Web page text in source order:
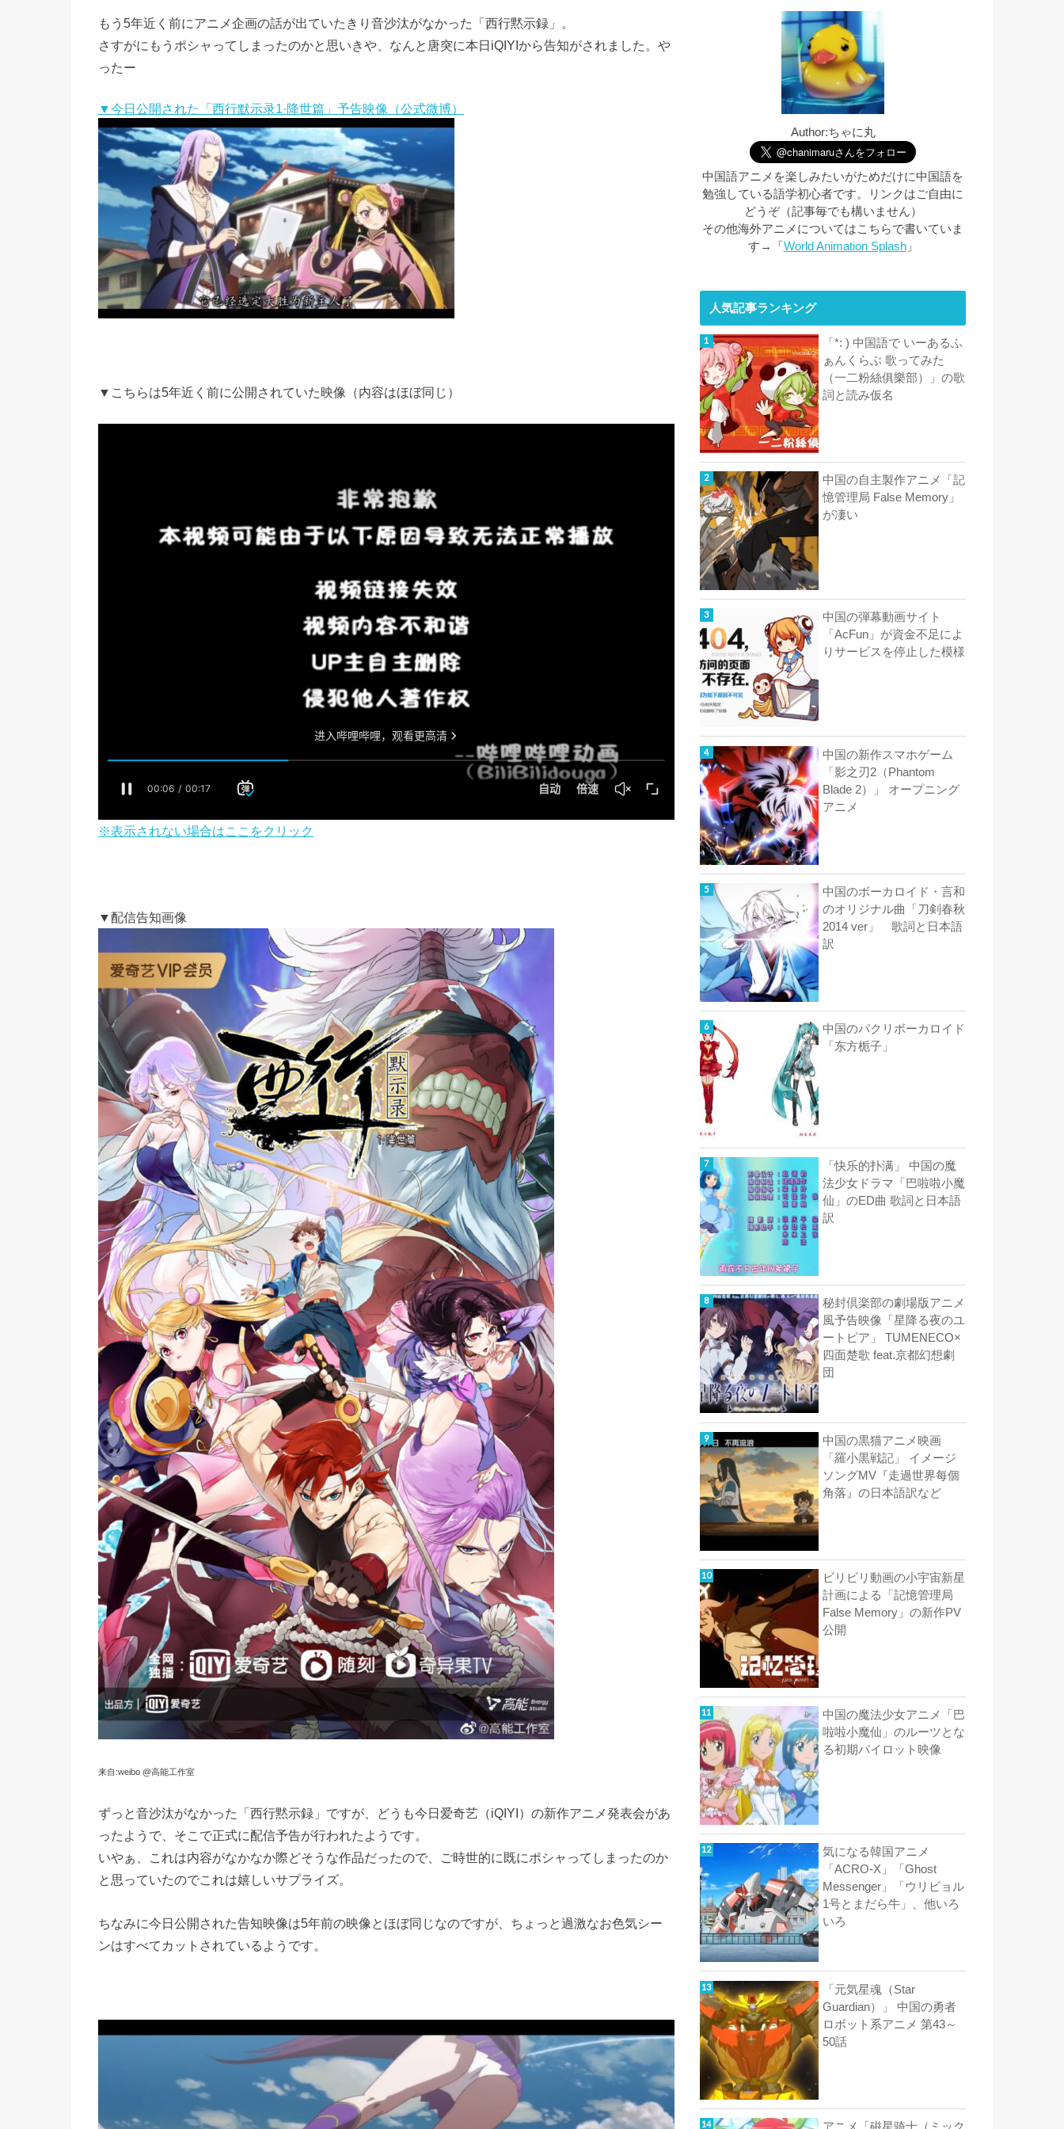
もう5年近く前にアニメ企画の話が出ていたきり音沙汰がなかった「西行黙示録」。
さすがにもうポシャってしまったのかと思いきや、なんと唐突に本日iQIYIから告知がされました。や
ったー
▼今日公開された「西行默示录1·降世篇」予告映像（公式微博）
▼こちらは5年近く前に公開されていた映像（内容はほぼ同じ）
※表示されない場合はここをクリック
▼配信告知画像
来自:weibo @高能工作室
ずっと音沙汰がなかった「西行黙示録」ですが、どうも今日爱奇艺（iQIYI）の新作アニメ発表会があ
ったようで、そこで正式に配信予告が行われたようです。
いやぁ、これは内容がなかなか際どそうな作品だったので、ご時世的に既にポシャってしまったのか
と思っていたのでこれは嬉しいサプライズ。
ちなみに今日公開された告知映像は5年前の映像とほぼ同じなのですが、ちょっと過激なお色気シー
ンはすべてカットされているようです。
Author:ちゃに丸
中国語アニメを楽しみたいがためだけに中国語を
勉強している語学初心者です。リンクはご自由に
どうぞ（記事毎でも構いません）
その他海外アニメについてはこちらで書いていま
す→「 World Animation Splash」
人気記事ランキング
「*: ) 中国語で いーあるふ
ぁんくらぶ 歌ってみた
（一二粉絲俱樂部）」の歌
詞と読み仮名
中国の自主製作アニメ「記
憶管理局 False Memory」
が凄い
中国の弾幕動画サイト
「AcFun」が資金不足によ
りサービスを停止した模様
中国の新作スマホゲーム
「影之刃2（Phantom
Blade 2）」 オープニング
アニメ
中国のボーカロイド・言和
のオリジナル曲「刀剣春秋
2014 ver」 歌詞と日本語
訳
中国のパクリボーカロイド
「东方栀子」
「快乐的扑满」 中国の魔
法少女ドラマ「巴啦啦小魔
仙」のED曲 歌詞と日本語
訳
秘封倶楽部の劇場版アニメ
風予告映像「星降る夜のユ
ートピア」 TUMENECO×
四面楚歌 feat.京都幻想劇
団
中国の黒猫アニメ映画
「羅小黒戦記」 イメージ
ソングMV『走過世界每個
角落』の日本語訳など
ビリビリ動画の小宇宙新星
計画による「記憶管理局
False Memory」の新作PV
公開
中国の魔法少女アニメ「巴
啦啦小魔仙」のルーツとな
る初期パイロット映像
気になる韓国アニメ
「ACRO-X」「Ghost
Messenger」「ウリビョル
1号とまだら牛」、他いろ
いろ
「元気星魂（Star
Guardian）」 中国の勇者
ロボット系アニメ 第43～
50話
アニメ「磁星骑士（ミック